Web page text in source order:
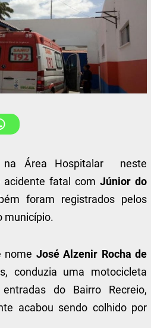
na Área Hospitalar neste
acidente fatal com Júnior do
foram registrados pelos
município.
nome José Alzenir Rocha de
conduzia uma motocicleta
do Bairro Recreio,
acabou sendo colhido por